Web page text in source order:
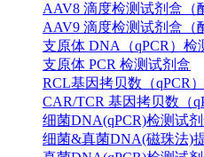
AAV8 滴度检测试剂盒（
AAV9 滴度检测试剂盒（
支原体 DNA（qPCR）检
支原体 PCR 检测试剂盒
RCL基因拷贝数（qPCR
CAR/TCR 基因拷贝数（
细菌DNA(qPCR)检测试
细菌&真菌DNA(磁珠法)